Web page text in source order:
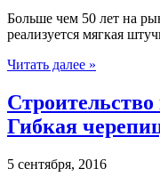
Больше чем 50 лет на
реализуется мягкая
Читать далее »
Гибкая
5 сентября, 2016